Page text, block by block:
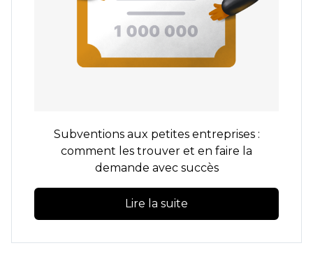
Subventions aux petites entreprises :
comment les trouver et en faire la
demande avec succès
Lire la suite